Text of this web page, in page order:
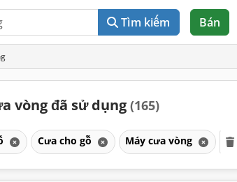
Tìm kiếm Bán
vòng đã sử dụng (165)
Cưa cho gỗ Máy cưa vòng